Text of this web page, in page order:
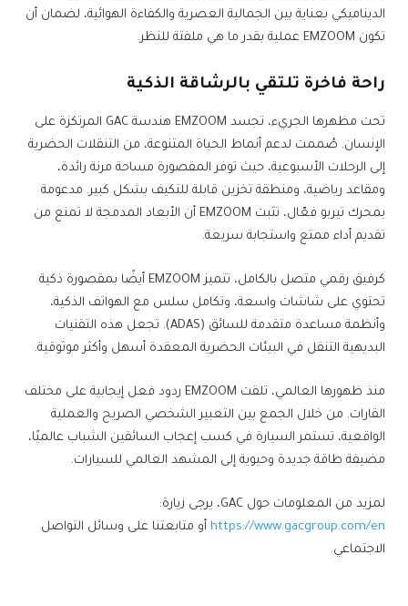
الديناميكي بعناية بين الجمالية العصرية والكفاءة الهوائية، لضمان أن
تكون EMZOOM عملية بقدر ما هي ملفتة للنظر.
راحة فاخرة تلتقي بالرشاقة الذكية
تحت مظهرها الجريء، تجسد EMZOOM هندسة GAC المرتكزة على
الإنسان. صُممت لدعم أنماط الحياة المتنوعة، من التنقلات الحضرية
إلى الرحلات الأسبوعية، حيث توفر المقصورة مساحة مرنة رائدة،
ومقاعد رياضية، ومنطقة تخزين قابلة للتكيف بشكل كبير. مدعومة
بمحرك تيربو فعّال، تثبت EMZOOM أن الأبعاد المدمجة لا تمنع من
تقديم أداء ممتع واستجابة سريعة.
كرفيق رقمي متصل بالكامل، تتميز EMZOOM أيضًا بمقصورة ذكية
تحتوي على شاشات واسعة، وتكامل سلس مع الهواتف الذكية،
وأنظمة مساعدة متقدمة للسائق (ADAS). تجعل هذه التقنيات
البديهية التنقل في البيئات الحضرية المعقدة أسهل وأكثر موثوقية.
منذ ظهورها العالمي، تلقت EMZOOM ردود فعل إيجابية على مختلف
القارات. من خلال الجمع بين التعبير الشخصي الصريح والعملية
الواقعية، تستمر السيارة في كسب إعجاب السائقين الشباب عالميًا،
مضيفة طاقة جديدة وحيوية إلى المشهد العالمي للسيارات.
لمزيد من المعلومات حول GAC، يرجى زيارة:
https://www.gacgroup.com/en أو متابعتنا على وسائل التواصل
الاجتماعي.